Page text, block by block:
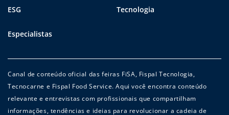
ESG Tecnologia
Especialistas
Canal de conteúdo oficial das feiras FiSA, Fispal Tecnologia,
Tecnocarne e Fispal Food Service. Aqui você encontra conteúdo
relevante e entrevistas com profissionais que compartilham
informações, tendências e ideias para revolucionar a cadeia de